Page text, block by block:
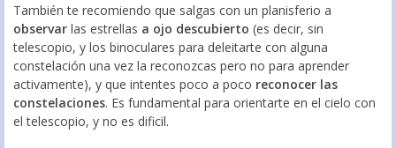
También te recomiendo que salgas con un planisferio a
observar las estrellas a ojo descubierto (es decir, sin
telescopio, y los binoculares para deleitarte con alguna
constelación una vez la reconozcas pero no para aprender
activamente), y que intentes poco a poco reconocer las
constelaciones. Es fundamental para orientarte en el cielo con
el telescopio, y no es dificil.